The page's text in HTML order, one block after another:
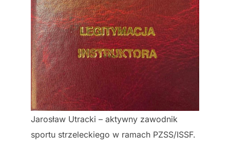
Jarosław Utracki – aktywny zawodnik
sportu strzeleckiego w ramach PZSS/ISSF.